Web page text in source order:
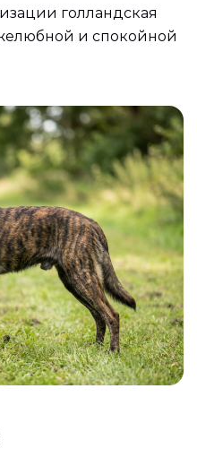
голландская
и спокойной